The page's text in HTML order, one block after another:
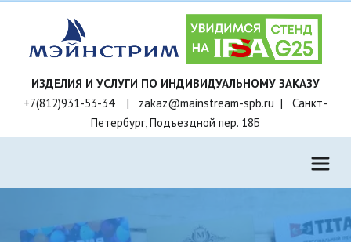
ИЗДЕЛИЯ И УСЛУГИ ПО ИНДИВИДУАЛЬНОМУ ЗАКАЗУ
+7(812)931-53-34    |   zakaz@mainstream-spb.ru  |   Санкт-
Петербург, Подъездной пер. 18Б